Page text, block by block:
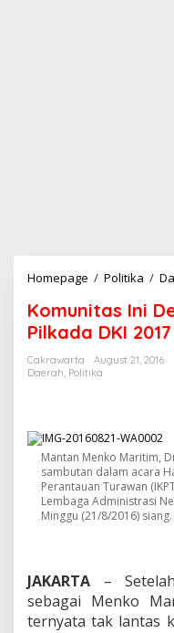
Homepage / Politika /
Komunitas Ini
Pilkada DKI 2017
Cakrawarta
August 21, 2016
Daerah, Politika
Mantan Menko Maritim,
sambutan dalam acara
Perantauan Turawan
Lembaga Administrasi
Minggu (21/8/2016) siang.
JAKARTA –
sebagai Menko
ternyata tak lantas